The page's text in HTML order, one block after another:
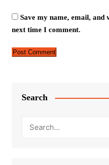
Save my name, email, and
next time I comment.
Search